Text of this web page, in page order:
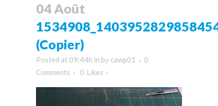
04 Août
(Copier)
Posted at 09:44h in by cawp01
0
Comments
0 Likes